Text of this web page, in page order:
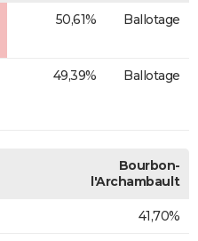
50,61% Ballotage
49,39% Ballotage
Bourbon-
l'Archambault
41,70%